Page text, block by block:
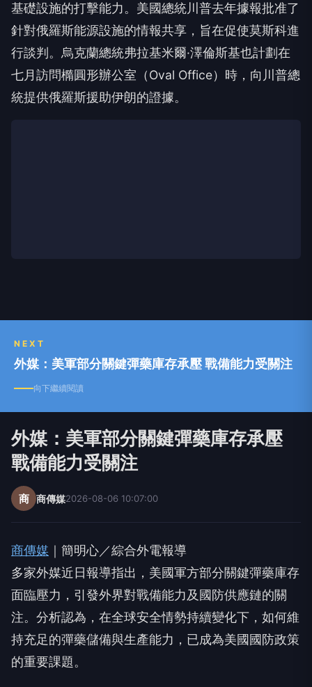
基礎設施的打擊能力。美國總統川普去年據報批准了
針對俄羅斯能源設施的情報共享，旨在促使莫斯科進
行談判。烏克蘭總統弗拉基米爾·澤倫斯基也計劃在
七月訪問橢圓形辦公室（Oval Office）時，向川普總
統提供俄羅斯援助伊朗的證據。
NEXT
外媒：美軍部分關鍵彈藥庫存承壓 戰備能力受關注
向下繼續閱讀
外媒：美軍部分關鍵彈藥庫存承壓
戰備能力受關注
商 商傳媒2026-08-06 10:07:00
商傳媒 ｜簡明心／綜合外電報導
多家外媒近日報導指出，美國軍方部分關鍵彈藥庫存
面臨壓力，引發外界對戰備能力及國防供應鏈的關
注。分析認為，在全球安全情勢持續變化下，如何維
持充足的彈藥儲備與生產能力，已成為美國國防政策
的重要課題。